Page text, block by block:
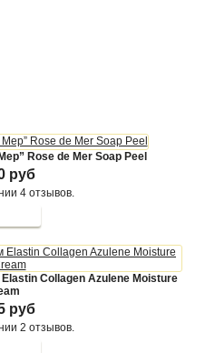
Rose de Mer Soap Peel
руб
Collagen Azulene Moisture
руб